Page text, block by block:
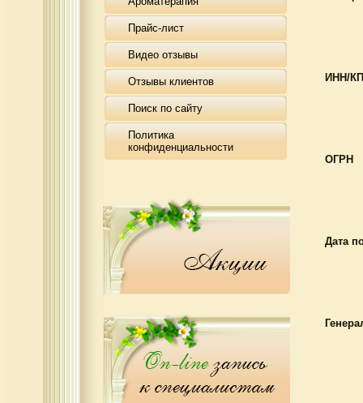
Прайс-лист
Видео отзывы
Отзывы клиентов
Поиск по сайту
Политика
конфиденциальности
ИНН/
ОГРН
Дата